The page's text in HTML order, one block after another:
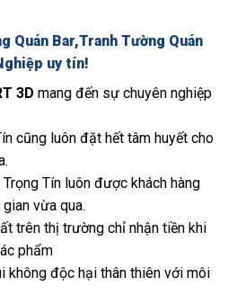
Quán Bar,Tranh Tường Quán
uy tín!
3D mang đến sự chuyên nghiệp
cũng luôn đặt hết tâm huyết cho
Tín luôn được khách hàng
vừa qua.
trên thị trường chỉ nhận tiền khi
phẩm
không độc hại thân thiên với môi